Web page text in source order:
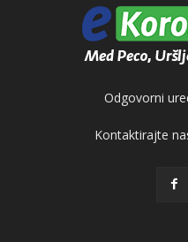
Odgovorni
Kontaktirajte